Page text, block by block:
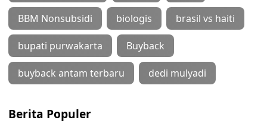
BBM Nonsubsidi biologis brasil vs haiti
bupati purwakarta Buyback
buyback antam terbaru dedi mulyadi
Berita Populer